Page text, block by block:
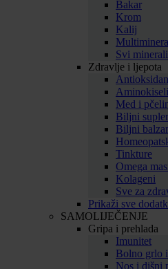
Bakar
Krom
Kalij
Svi minerali
Zdravlje i ljepota
Med i
Biljni
Biljni
Tinkture
Omega
Kolageni
Sve za
Prikaži sve
SAMOLIJEČENJE
Gripa i prehlada
Imunitet
Bolno grlo
Nos i dišni